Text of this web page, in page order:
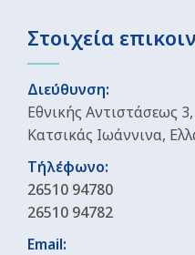
Στοιχεία
Διεύθυνση:
Εθνικής Αντιστάσεως
Κατσικάς Ιωάννινα,
Τήλέφωνο:
26510 94780
26510 94782
Email: